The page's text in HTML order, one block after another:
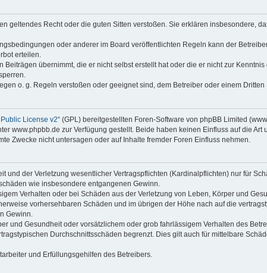
geltendes Recht oder die guten Sitten verstoßen. Sie erklären insbesondere,
oder anderer im Board veröffentlichten Regeln kann der
erteilen.
übernimmt, die er nicht selbst erstellt hat oder die er nicht zur
o. g. Regeln verstoßen oder geeignet sind, dem Betreiber oder einem
License v2“ (GPL) bereitgestellten Foren-Software von phpBB Limited
www.phpbb.de zur Verfügung gestellt. Beide haben keinen Einfluss auf die Art
Zwecke nicht untersagen oder auf Inhalte fremder Foren Einfluss nehmen.
und der Verletzung wesentlicher Vertragspflichten (Kardinalpflichten) nur für
wie insbesondere entgangenen Gewinn.
Verhalten oder bei Schäden aus der Verletzung von Leben, Körper und
vorhersehbaren Schäden und im übrigen der Höhe nach auf die
Gewinn.
und Gesundheit oder vorsätzlichem oder grob fahrlässigem Verhalten des
Durchschnittsschäden begrenzt. Dies gilt auch für mittelbare
und Erfüllungsgehilfen des Betreibers.